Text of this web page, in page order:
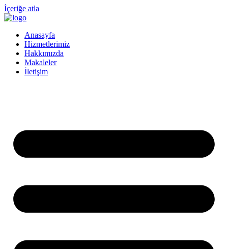
İçeriğe atla
Anasayfa
Hizmetlerimiz
Hakkımızda
Makaleler
İletişim